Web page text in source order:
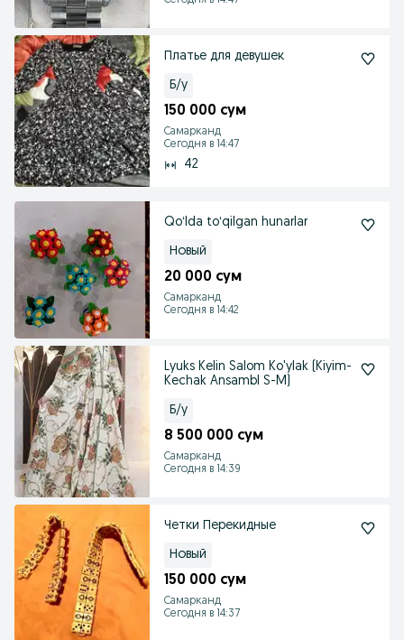
Платье для девушек
Б/у
150 000 сум
Самарканд
Сегодня в 14:47
42
Qoʻlda toʻqilgan hunarlar
Новый
20 000 сум
Самарканд
Сегодня в 14:42
Lyuks Kelin Salom Ko'ylak (Kiyim-
Kechak Ansambl S-M)
Б/у
8 500 000 сум
Самарканд
Сегодня в 14:39
Четки Перекидные
Новый
150 000 сум
Самарканд
Сегодня в 14:37